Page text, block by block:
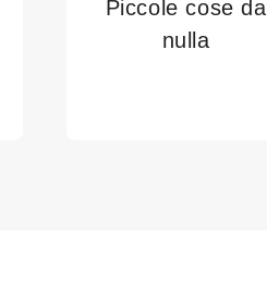
Piccole cose da
nulla